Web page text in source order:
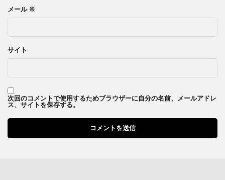
メール ※
サイト
次回のコメントで使用するためブラウザーに自分の名前、メールアドレ
ス、サイトを保存する。